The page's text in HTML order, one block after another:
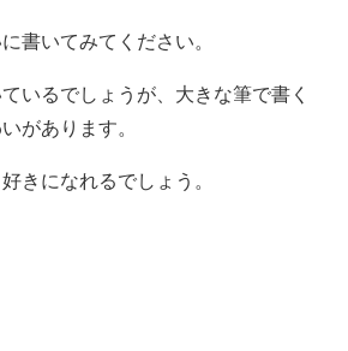
書いてみてください。
いるでしょうが、大きな筆で書く
があります。
きになれるでしょう。